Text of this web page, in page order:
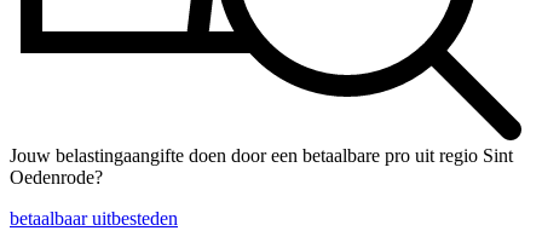
Jouw belastingaangifte doen door een betaalbare pro uit regio Sint
Oedenrode?
betaalbaar uitbesteden